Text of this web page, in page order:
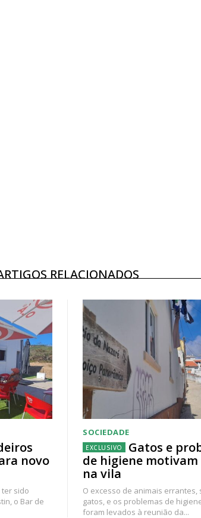
RELACIONADOS
novo
sido
o Bar de
SOCIEDADE
Gatos e
de higiene motivam
na vila
O excesso de animais errantes,
gatos, e os problemas de
foram levados à reunião da...